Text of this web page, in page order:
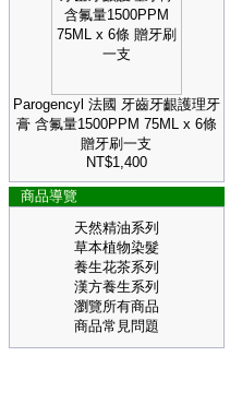
Parogencyl 法國 牙齒牙齦護理牙
膏 含氟量1500PPM 75ML x 6條
贈牙刷一支
NT$1,400
商品導覽
天然精油系列
草本植物染髮
養生花茶系列
漢方養生系列
瀏覽所有商品
商品常見問題